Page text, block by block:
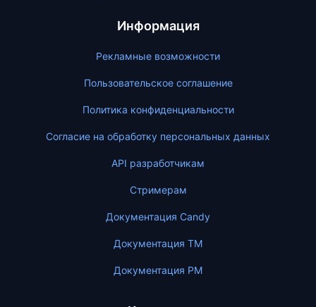
Информация
Рекламные возможности
Пользовательское соглашение
Политика конфиденциальности
Согласие на обработку персональных данных
API разработчикам
Стримерам
Документация Candy
Документация ТМ
Документация PM